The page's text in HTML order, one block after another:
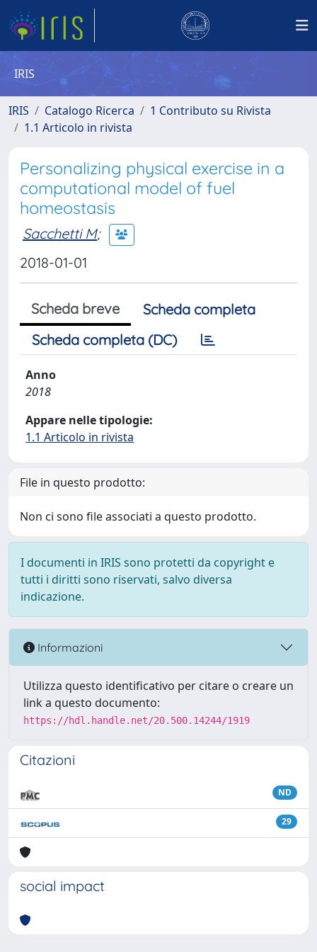
IRIS
IRIS Catalogo Ricerca
1 Contributo su Rivista
1.1 Articolo in rivista
Personalizing physical exercise in a
computational model of fuel
homeostasis
Sacchetti M;
2018-01-01
Scheda breve
Scheda completa
Scheda completa (DC)
Anno
2018
Appare nelle tipologie:
1.1 Articolo in rivista
File in questo prodotto:
Non ci sono file associati a questo prodotto.
I documenti in IRIS sono protetti da copyright e
tutti i diritti sono riservati, salvo diversa
indicazione.
Informazioni
Utilizza questo identificativo per citare o creare un
link a questo documento:
https://hdl.handle.net/20.500.14244/1919
Citazioni
ND
29
social impact